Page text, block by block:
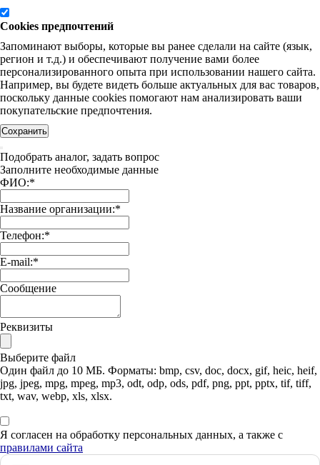
Cookies предпочтений
Запоминают выборы, которые вы ранее сделали на сайте (язык,
регион и т.д.) и обеспечивают получение вами более
персонализированного опыта при использовании нашего сайта.
Например, вы будете видеть больше актуальных для вас товаров,
поскольку данные cookies помогают нам анализировать ваши
покупательские предпочтения.
Сохранить
Подобрать аналог, задать вопрос
Заполните необходимые данные
ФИО:*
Название организации:*
Телефон:*
E-mail:*
Сообщение
Реквизиты
Выберите файл
Один файл до 10 МБ. Форматы: bmp, csv, doc, docx, gif, heic, heif,
jpg, jpeg, mpg, mpeg, mp3, odt, odp, ods, pdf, png, ppt, pptx, tif, tiff,
txt, wav, webp, xls, xlsx.
Я согласен на обработку персональных данных, а также с
правилами сайта